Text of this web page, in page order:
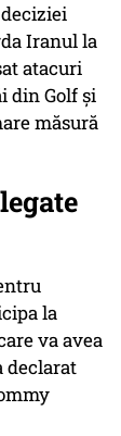
Iranul la
atacuri
din Golf şi
măsură
la
va avea
declarat